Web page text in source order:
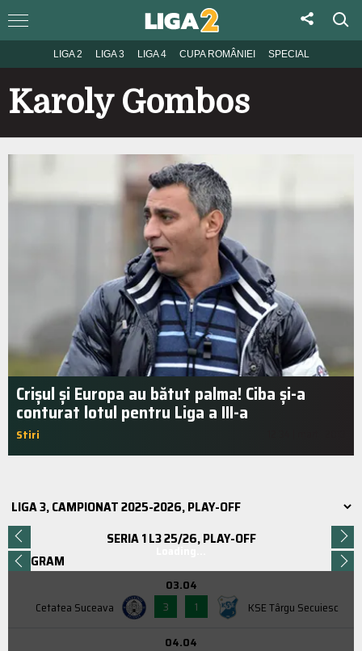
LIGA 2 LIGA 3 LIGA 4 CUPA ROMÂNIEI SPECIAL
Karoly Gombos
Crișul și Europa au bătut palma! Ciba și-a
conturat lotul pentru Liga a III-a
Stiri
SERIA 1 L3 25/26, PLAY-OFF
PROGRAM
Cetatea Suceava
03.04
3
1 KSE Târgu Secuiesc
04.04